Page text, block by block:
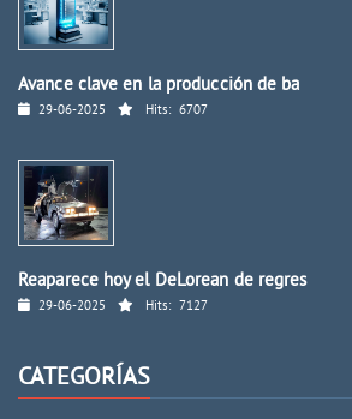
Avance clave en la producción de ba
29-06-2025 Hits: 6707
Reaparece hoy el DeLorean de regres
29-06-2025 Hits: 7127
CATEGORÍAS